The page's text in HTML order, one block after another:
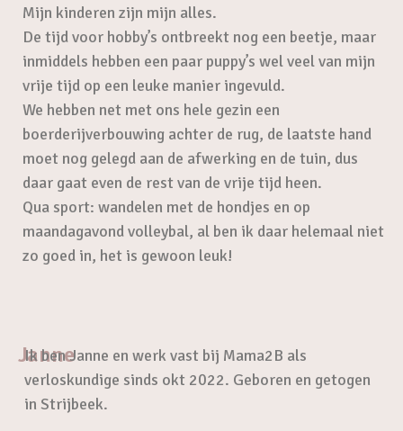
Mijn kinderen zijn mijn alles.
De tijd voor hobby’s ontbreekt nog een beetje, maar
inmiddels hebben een paar puppy’s wel veel van mijn
vrije tijd op een leuke manier ingevuld.
We hebben net met ons hele gezin een
boerderijverbouwing achter de rug, de laatste hand
moet nog gelegd aan de afwerking en de tuin, dus
daar gaat even de rest van de vrije tijd heen.
Qua sport: wandelen met de hondjes en op
maandagavond volleybal, al ben ik daar helemaal niet
zo goed in, het is gewoon leuk!
Janne
Ik ben Janne en werk vast bij Mama2B als
verloskundige sinds okt 2022. Geboren en getogen
in Strijbeek.